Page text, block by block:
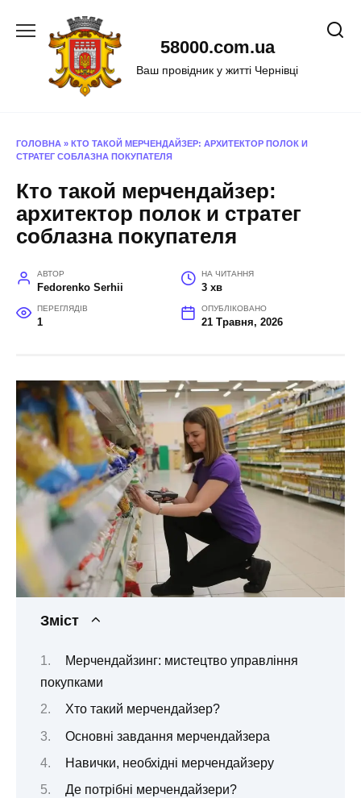
58000.com.ua
Ваш провідник у житті Чернівці
ГОЛОВНА » КТО ТАКОЙ МЕРЧЕНДАЙЗЕР: АРХИТЕКТОР ПОЛОК И
СТРАТЕГ СОБЛАЗНА ПОКУПАТЕЛЯ
Кто такой мерчендайзер:
архитектор полок и стратег
соблазна покупателя
АВТОР
Fedorenko Serhii
НА ЧИТАННЯ
3 хв
ПЕРЕГЛЯДІВ
1
ОПУБЛІКОВАНО
21 Травня, 2026
Зміст
Мерчендайзинг: мистецтво управління
покупками
Хто такий мерчендайзер?
Основні завдання мерчендайзера
Навички, необхідні мерчендайзеру
Де потрібні мерчендайзери?